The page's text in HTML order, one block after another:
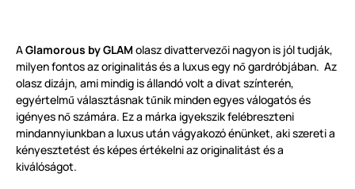
AGlamorous by GLAM olasz divattervezői nagyon is jól tudják,
milyen fontos az originalitás és a luxus egy nő gardróbjában. Az
olasz dizájn, ami mindig is állandó volt a divat színterén,
egyértelmű választásnak tűnik minden egyes válogatós és
igényes nő számára. Ez a márka igyekszik felébreszteni
mindannyiunkban a luxus után vágyakozó énünket, aki szereti a
kényesztetést és képes értékelni az originalitást és a
kiválóságot.